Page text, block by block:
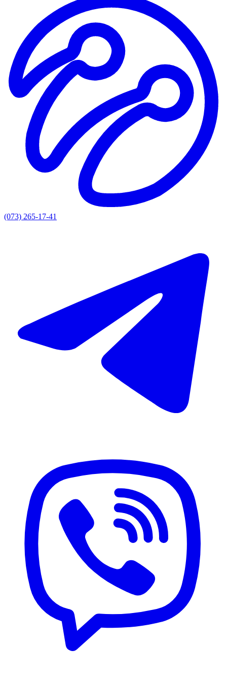
(073) 265-17-41